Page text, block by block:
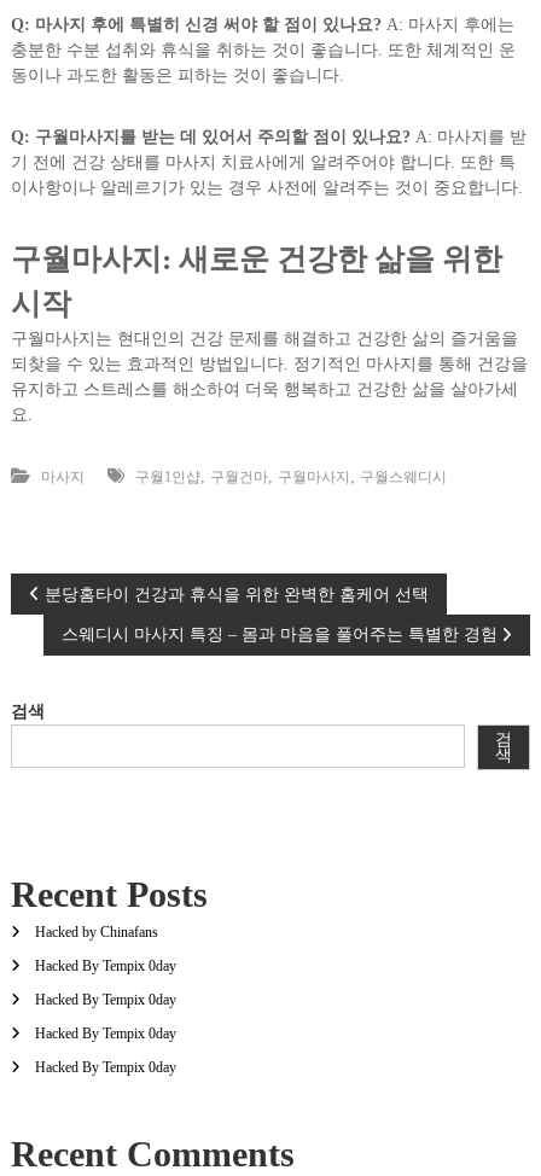
Q: 마사지 후에 특별히 신경 써야 할 점이 있나요? A: 마사지 후에는
충분한 수분 섭취와 휴식을 취하는 것이 좋습니다. 또한 체계적인 운
동이나 과도한 활동은 피하는 것이 좋습니다.
Q: 구월마사지를 받는 데 있어서 주의할 점이 있나요? A: 마사지를 받
기 전에 건강 상태를 마사지 치료사에게 알려주어야 합니다. 또한 특
이사항이나 알레르기가 있는 경우 사전에 알려주는 것이 중요합니다.
구월마사지: 새로운 건강한 삶을 위한
시작
구월마사지는 현대인의 건강 문제를 해결하고 건강한 삶의 즐거움을
되찾을 수 있는 효과적인 방법입니다. 정기적인 마사지를 통해 건강을
유지하고 스트레스를 해소하여 더욱 행복하고 건강한 삶을 살아가세
요.
마사지 구월1인샵, 구월건마, 구월마사지 구월스웨디시
글
탐
색
분당홈타이 건강과 휴식을 위한 완벽한 홈케어 선택
스웨디시 마사지 특징 – 몸과 마음을 풀어주는 특별한 경험
검색
검
색
Recent Posts
Hacked by Chinafans
Hacked By Tempix 0day
Hacked By Tempix 0day
Hacked By Tempix 0day
Hacked By Tempix 0day
Recent Comments